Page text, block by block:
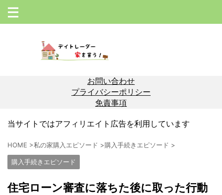
お問い合わせ
プライバシーポリシー
免責事項
当サイトではアフィリエイト広告を利用しています
HOME >私の家購入エピソード >購入手続きエピソード >
購入手続きエピソード
住宅ローン審査に落ちた後に取った行動